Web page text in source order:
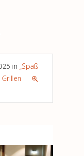
in „Spaß